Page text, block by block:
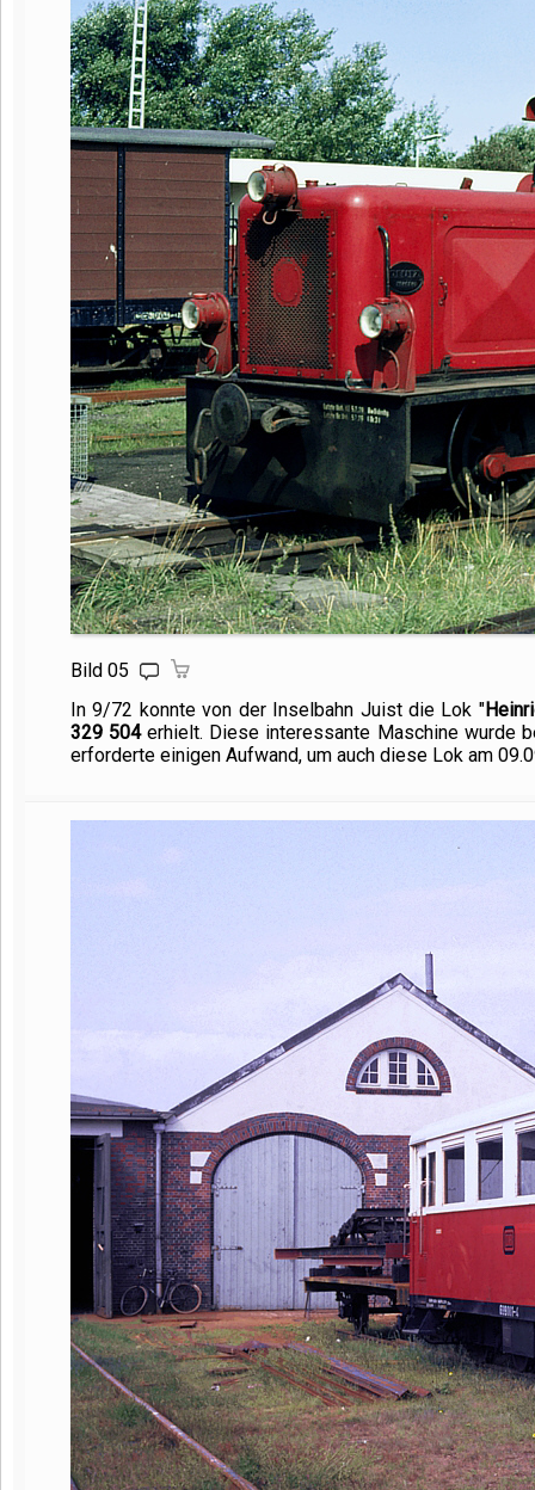
Bild 05
In 9/72 konnte von der Inselbahn Juist die Lok "
329 504erhielt. Diese interessante Maschine wurde
erforderte einigen Aufwand, um auch diese Lok am